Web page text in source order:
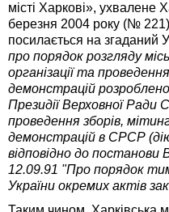
місті Харкові», ухвалене
березня 2004 року (№
посилається на згаданий
про порядок розгляду
організації та
демонстрацій розроблено
Президії Верховної Ради
проведення зборів,
демонстрацій в СРСР
відповідно до постанови
12.09.91 "Про порядок
України окремих актів